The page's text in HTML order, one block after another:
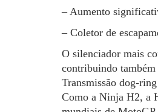
– Aumento
– Coletor de
O silenciador mais
contribuindo também
Transmissão dog-ring
Como a Ninja H2, a